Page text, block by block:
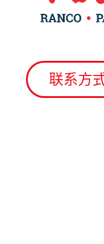
联系方